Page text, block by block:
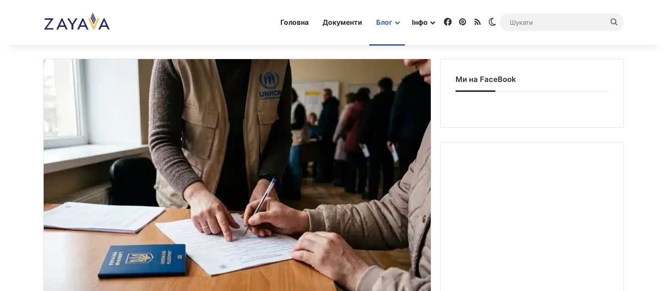
Головна Документи Блог Інфо Facebook
Pinterest
RSS Switch skin
Ми на FaceBook